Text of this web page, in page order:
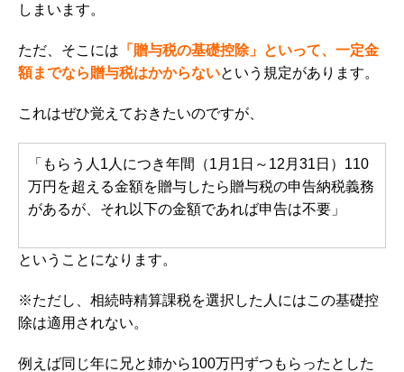
しまいます。
ただ、そこには 「贈与税の基礎控除」といって、一定金
額までなら贈与税はかからないという規定があります。
これはぜひ覚えておきたいのですが、
「もらう人1人につき年間（1月1日～12月31日）110
万円を超える金額を贈与したら贈与税の申告納税義務
があるが、それ以下の金額であれば申告は不要」
ということになります。
※ただし、相続時精算課税を選択した人にはこの基礎控
除は適用されない。
例えば同じ年に兄と姉から100万円ずつもらったとした